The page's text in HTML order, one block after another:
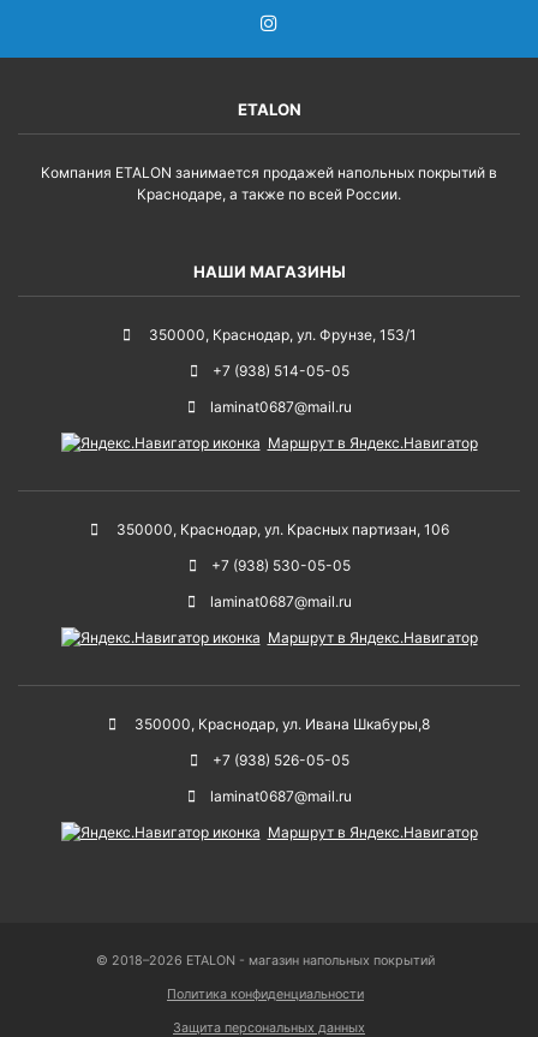
ETALON
Компания ETALON занимается продажей напольных покрытий в
Краснодаре, а также по всей России.
НАШИ МАГАЗИНЫ
350000, Краснодар, ул. Фрунзе, 153/1
+7 (938) 514-05-05
laminat0687@mail.ru
Маршрут в Яндекс.Навигатор
350000, Краснодар, ул. Красных партизан, 106
+7 (938) 530-05-05
laminat0687@mail.ru
Маршрут в Яндекс.Навигатор
350000, Краснодар, ул. Ивана Шкабуры,8
+7 (938) 526-05-05
laminat0687@mail.ru
Маршрут в Яндекс.Навигатор
© 2018–2026 ETALON - магазин напольных покрытий
Политика конфиденциальности
Защита персональных данных